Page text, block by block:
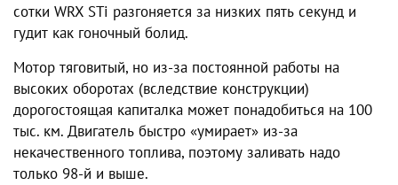
сотки WRX STi разгоняется за низких пять секунд и
гудит как гоночный болид.
Мотор тяговитый, но из-за постоянной работы на
высоких оборотах (вследствие конструкции)
дорогостоящая капиталка может понадобиться на 100
тыс. км. Двигатель быстро «умирает» из-за
некачественного топлива, поэтому заливать надо
только 98-й и выше.